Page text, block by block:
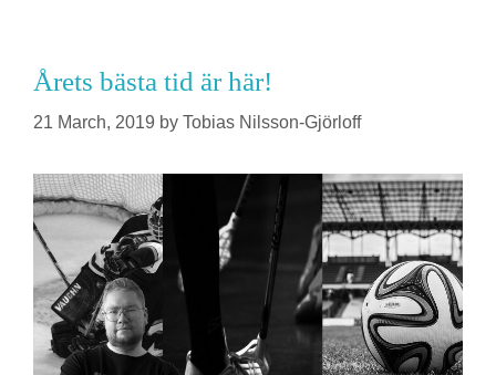
Årets bästa tid är här!
21 March, 2019 by Tobias Nilsson-Gjörloff